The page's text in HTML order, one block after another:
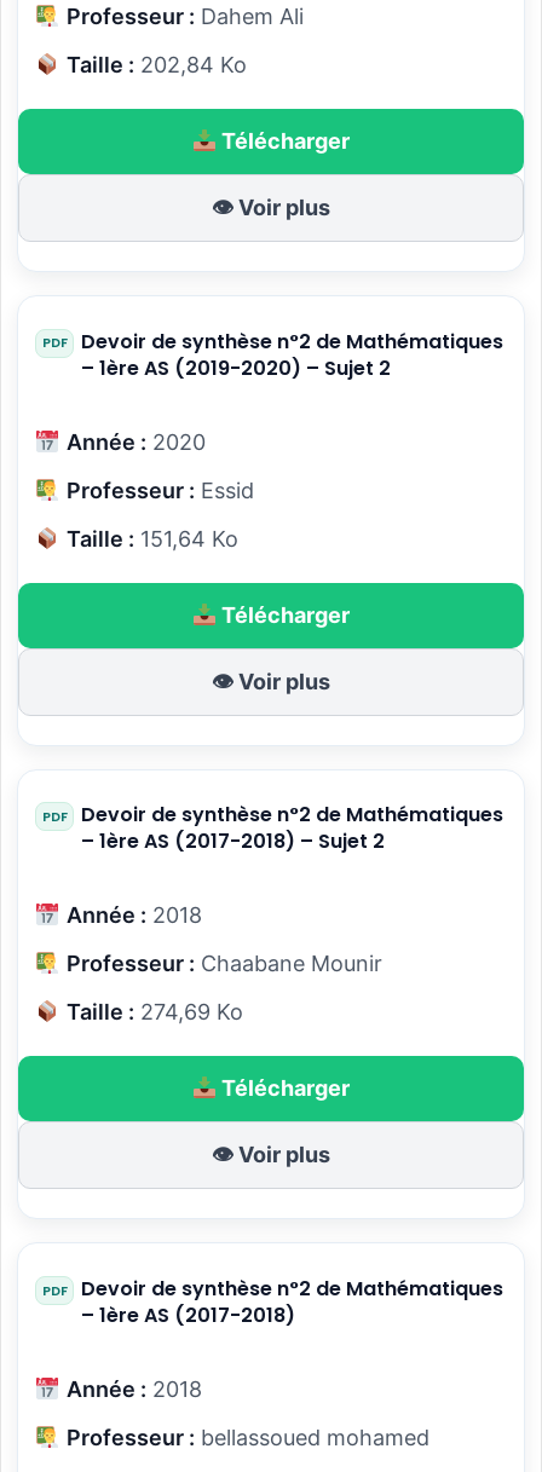
Professeur : Dahem Ali
Taille : 202,84 Ko
Télécharger
👁 Voir plus
Devoir de synthèse n°2 de Mathématiques
– 1ère AS (2019-2020) – Sujet 2
Année : 2020
Professeur : Essid
Taille : 151,64 Ko
Télécharger
👁 Voir plus
Devoir de synthèse n°2 de Mathématiques
– 1ère AS (2017-2018) – Sujet 2
Année : 2018
Professeur : Chaabane Mounir
Taille : 274,69 Ko
Télécharger
👁 Voir plus
Devoir de synthèse n°2 de Mathématiques
– 1ère AS (2017-2018)
Année : 2018
Professeur : bellassoued mohamed